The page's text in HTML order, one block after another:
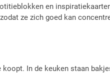
en
ze zich goed kan
In de keuken staan